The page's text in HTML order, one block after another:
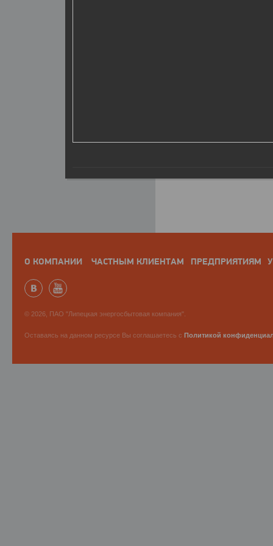
О КОМПАНИИ ЧАСТНЫМ КЛИЕНТАМ ПРЕДПРИЯТИЯМ
© 2026, ПАО "Липецкая энергосбытовая компания".
Оставаясь на данном ресурсе Вы соглашаетесь с Политикой